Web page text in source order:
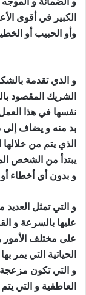
الكبير في أقوى
وأو الحبيب أو
و الذي تقدمة
الشريك المقصود
نفسها في هذا
بد منه و يضاف إلى
الذي يتم من
يبتدأ من الشخص
و بدون أي أخطاء
و التي تمثل
عليها بالسرعة و
على مختلف الأمور
الحياتية التي
و التي تكون مزعجة
العاطفية و التي